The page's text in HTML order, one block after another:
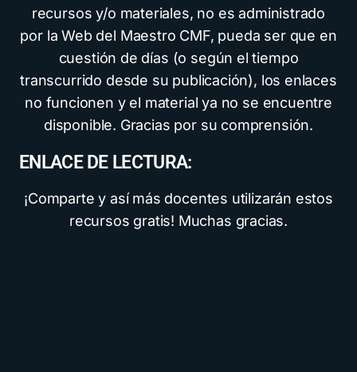
recursos y/o materiales, no es administrado
por la Web del Maestro CMF, pueda ser que en
cuestión de días (o según el tiempo
transcurrido desde su publicación), los enlaces
no funcionen y el material ya no se encuentre
disponible. Gracias por su comprensión.
ENLACE DE LECTURA:
¡Comparte y así más docentes utilizarán estos
recursos gratis! Muchas gracias.